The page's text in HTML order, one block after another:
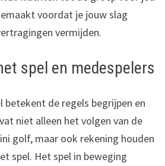
voordat je jouw slag
vermijden.
spel en medespelers
betekent de regels begrijpen en
niet alleen het volgen van de
golf, maar ook rekening houden
spel. Het spel in beweging